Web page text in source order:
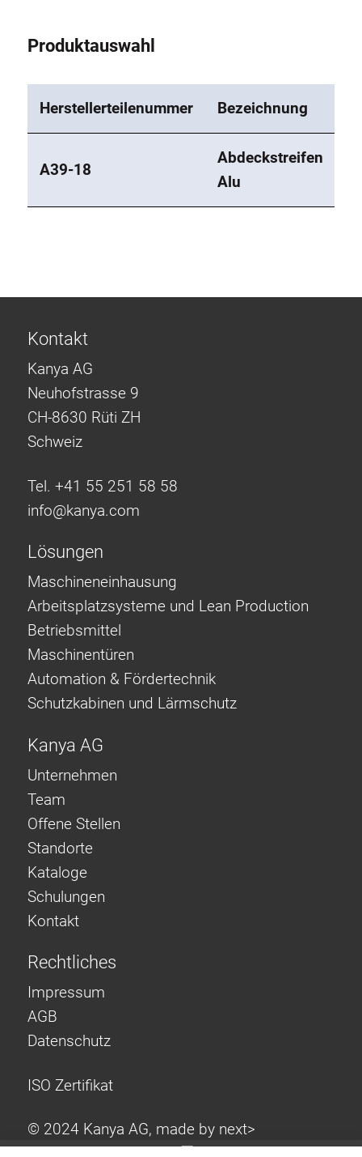
Produktauswahl
Herstellerteilenummer Bezeichnung
A39-18
Abdeckstreifen
Alu
Kontakt
Kanya AG
Neuhofstrasse 9
CH-8630 Rüti ZH
Schweiz
Tel. +41 55 251 58 58
info@kanya.com
Lösungen
Maschineneinhausung
Arbeitsplatzsysteme und Lean Production
Betriebsmittel
Maschinentüren
Automation & Fördertechnik
Schutzkabinen und Lärmschutz
Kanya AG
Unternehmen
Team
Offene Stellen
Standorte
Kataloge
Schulungen
Kontakt
Rechtliches
Impressum
AGB
Datenschutz
ISO Zertifikat
© 2024 Kanya AG, made by next>